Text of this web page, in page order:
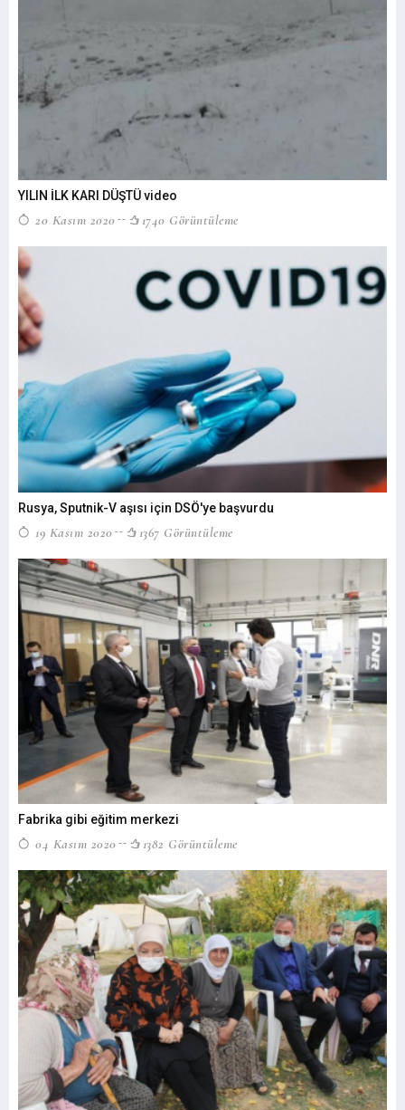
YILIN İLK KARI DÜŞTÜ video
20 Kasım 2020 1740 Görüntüleme
Rusya, Sputnik-V aşısı için DSÖ'ye başvurdu
19 Kasım 2020 1367 Görüntüleme
Fabrika gibi eğitim merkezi
04 Kasım 2020 1382 Görüntüleme